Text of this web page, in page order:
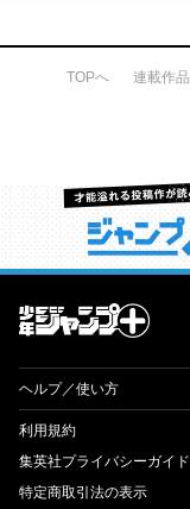
TOPへ 連載作
才能溢れる投稿
ヘルプ／使い方
利用規約
集英社プライバシーガイ
特定商取引法の表示